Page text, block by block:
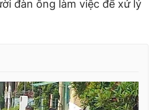
đàn ông làm việc để xử lý